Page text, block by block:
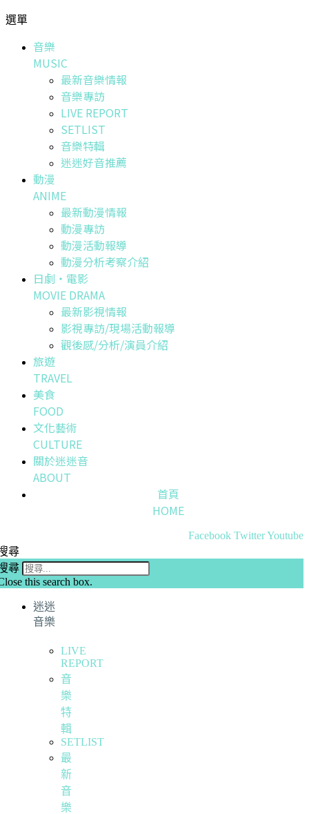
選單
音樂
MUSIC
最新音樂情報
音樂專訪
LIVE REPORT
SETLIST
音樂特輯
迷迷好音推薦
動漫
ANIME
最新動漫情報
動漫專訪
動漫活動報導
動漫分析考察介紹
日劇・電影
MOVIE DRAMA
最新影視情報
影視專訪/現場活動報導
觀後感/分析/演員介紹
旅遊
TRAVEL
美食
FOOD
文化藝術
CULTURE
關於迷迷音
ABOUT
首頁
HOME
Facebook TwitterYoutube
尋
尋
this search box.
迷迷
音樂
LIVE
REPORT
音
樂
特
輯
SETLIST
最
新
音
樂